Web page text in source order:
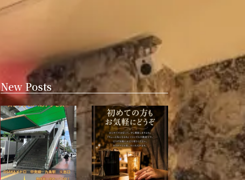
New Posts